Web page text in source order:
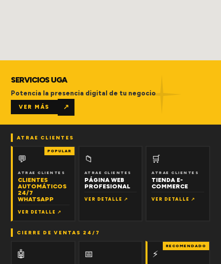
SERVICIOS UGA
Potencia la presencia digital de tu negocio
VER MÁS ↗
ATRAE CLIENTES
POPULAR
💬
ATRAE CLIENTES
CLIENTES
AUTOMÁTICOS
24/7
WHATSAPP
VER DETALLE ↗
📁
ATRAE CLIENTES
PÁGINA WEB
PROFESIONAL
VER DETALLE ↗
🛒
ATRAE CLIENTES
TIENDA E-
COMMERCE
VER DETALLE ↗
CIERRE DE VENTAS 24/7
🤖 📅
RECOMENDADO
⚡